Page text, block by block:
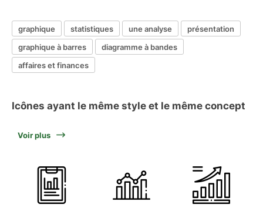
graphique statistiques une analyse
présentation
graphique à barres
diagramme à bandes
affaires et finances
Icônes ayant le même style et le même concept
Voir plus